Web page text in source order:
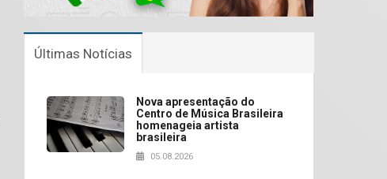
Últimas Notícias
Nova apresentação do
Centro de Música Brasileira
homenageia artista
brasileira
05.08.2026